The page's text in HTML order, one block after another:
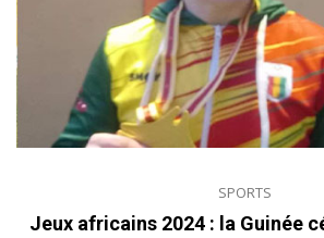
SPORTS
Jeux africains 2024 : la Guinée